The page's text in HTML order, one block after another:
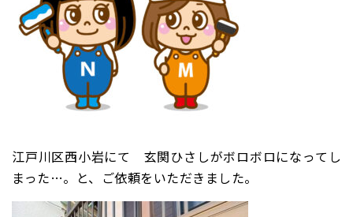
江戸川区西小岩にて 玄関ひさしがボロボロになってし
まった…。と、ご依頼をいただきました。